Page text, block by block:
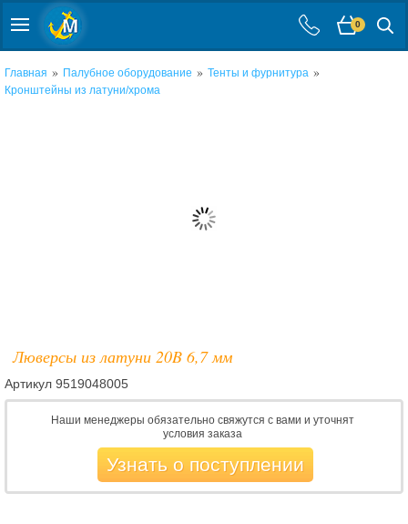
0
Главная » Палубное оборудование » Тенты и фурнитура »
Кронштейны из латуни/хрома
Люверсы из латуни 20B 6,7 мм
Артикул 9519048005
Наши менеджеры обязательно свяжутся с вами и уточнят
условия заказа
Узнать о поступлении